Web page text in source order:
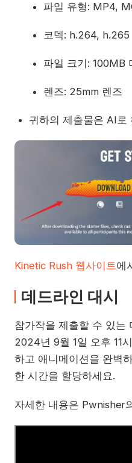
파일 유형: MP4,
코덱: h.264, h.265
파일 크기: 100MB
렌즈: 25mm 렌즈
귀하의 제출물은 AI로
Kinetic Rush 웹사이트 에
데드라인 대시
참가작을 제출할 수 있는
2024년 9월 1일 오후 11
하고 애니메이션을 완벽
한 시간을 할당하세요.
자세한 내용은 Pwnisher